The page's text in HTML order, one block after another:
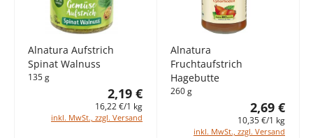
Alnatura Aufstrich
Spinat Walnuss
135 g
2,19 €
16,22 €/1 kg
inkl. MwSt., zzgl. Versand
Alnatura
Fruchtaufstrich
Hagebutte
260 g
2,69 €
10,35 €/1 kg
inkl. MwSt., zzgl. Versand